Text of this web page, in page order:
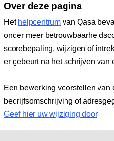
Over deze pagina
Het helpcentrum van Qasa
onder meer
scorebepaling, wijzigen of
er gebeurt na het schrijven van
Een bewerking voorstellen van
bedrijfsomschrijving of
Geef hier uw wijziging door.